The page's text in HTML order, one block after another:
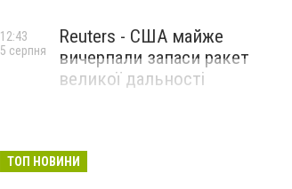
Reuters - США майже
вичерпали запаси ракет
великої дальності
12:43
5 серпня
ТОП НОВИНИ